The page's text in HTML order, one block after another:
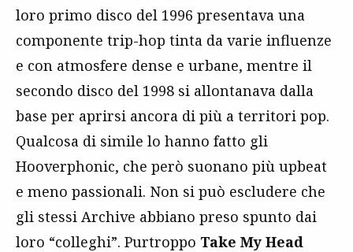
loro primo disco del 1996 presentava una
componente trip-hop tinta da varie influenze
e con atmosfere dense e urbane, mentre il
secondo disco del 1998 si allontanava dalla
base per aprirsi ancora di più a territori pop.
Qualcosa di simile lo hanno fatto gli
Hooverphonic, che però suonano più upbeat
e meno passionali. Non si può escludere che
gli stessi Archive abbiano preso spunto dai
loro “colleghi”. Purtroppo Take My Head